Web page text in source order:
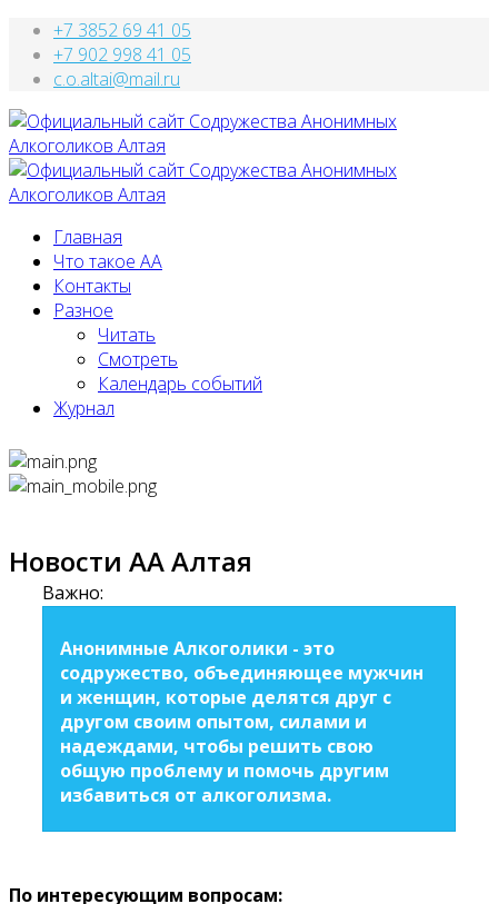
+7 3852 69 41 05
+7 902 998 41 05
c.o.altai@mail.ru
Главная
Что такое АА
Контакты
Разное
Читать
Смотреть
Календарь событий
Журнал
Новости АА Алтая
Важно:
Анонимные Алкоголики - это
содружество, объединяющее мужчин
и женщин, которые делятся друг с
другом своим опытом, силами и
надеждами, чтобы решить свою
общую проблему и помочь другим
избавиться от алкоголизма.
По интересующим вопросам: